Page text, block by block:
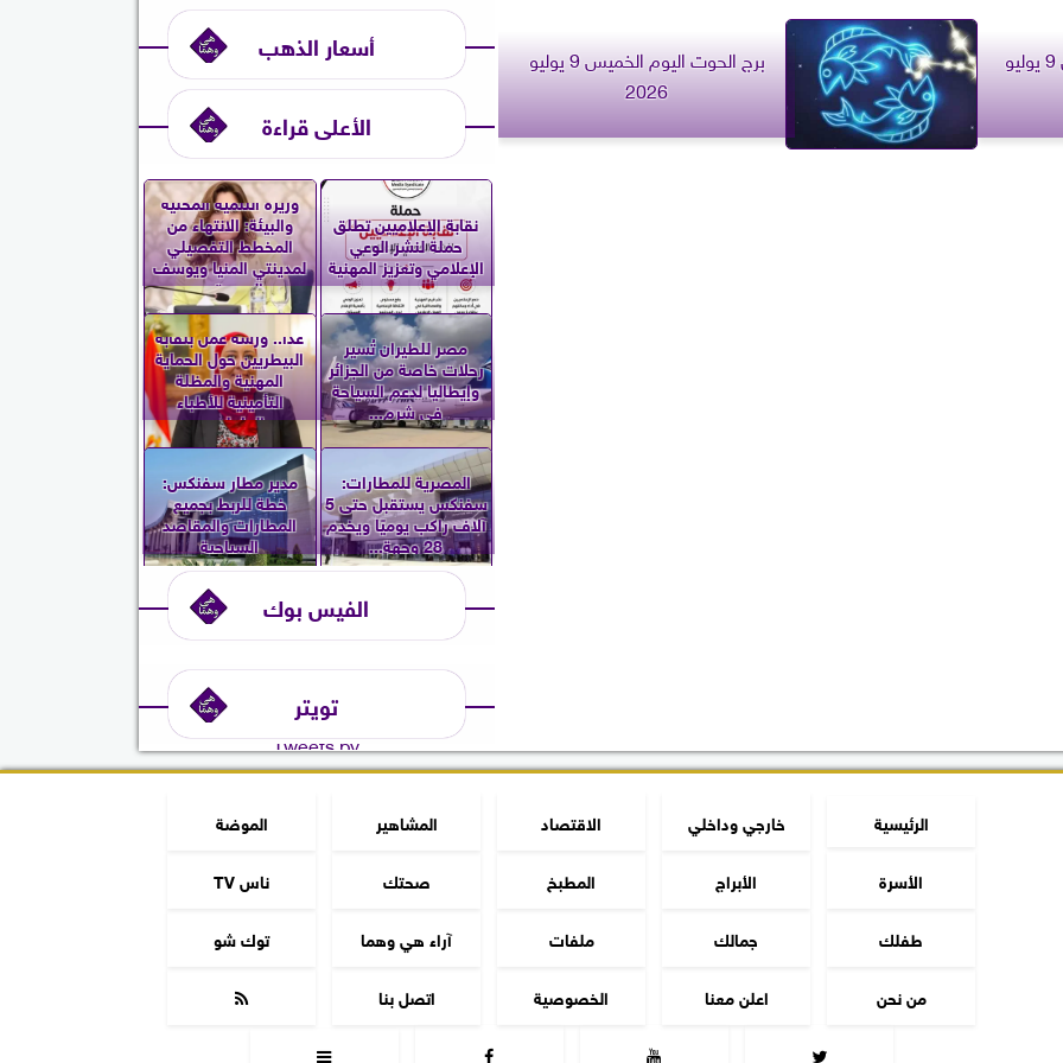
برج القوس اليوم الخميس 9 يوليو
برج الحوت اليوم الخميس 9 يوليو
2026
أسعار الذهب
الأعلى قراءة
نقابة الإعلاميين تطلق
حملة لنشر الوعي
الإعلامي وتعزيز المهنية
وزيرة التنمية المحلية
والبيئة: الانتهاء من
المخطط التفصيلي
لمدينتي المنيا ويوسف
الصديق...
مصر للطيران تُسير
رحلات خاصة من الجزائر
وإيطاليا لدعم السياحة
في شرم...
غدا.. ورشة عمل بنقابة
البيطريين حول الحماية
المهنية والمظلة
التأمينية للأطباء
العاملين...
المصرية للمطارات:
سفنكس يستقبل حتى 5
آلاف راكب يوميًا ويخدم
28 وجهة...
مدير مطار سفنكس:
خطة للربط بجميع
المطارات والمقاصد
السياحية
الفيس بوك
تويتر
Tweets by
الرئيسية خارجي وداخلي الاقتصاد المشاهير
الموضة
الأسرة
الأبراج المطبخ صحتك
ناس TV
طفلك
جمالك ملفات آراء هي وهما
توك شو
من نحن
اعلن معنا الخصوصية اتصل بنا




